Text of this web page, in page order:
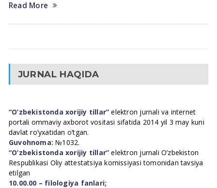
Read More
JURNAL HAQIDA
“O’zbekistonda xorijiy tillar” elektron jurnali va internet
portali ommaviy axborot vositasi sifatida 2014 yil 3 may kuni
davlat ro’yxatidan o’tgan.
Guvohnoma: №1032.
“O’zbekistonda xorijiy tillar” elektron jurnali O’zbekiston
Respublikasi Oliy attestatsiya komissiyasi tomonidan tavsiya
etilgan
10.00.00 – filologiya fanlari;